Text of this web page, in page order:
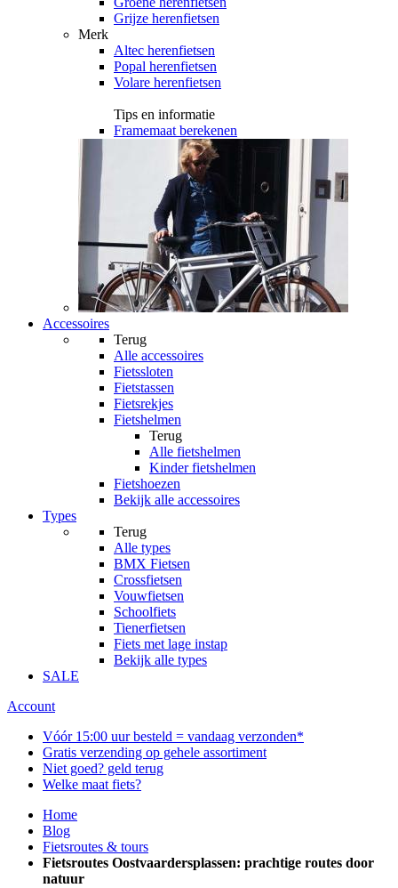
Grijze herenfietsen
Merk
Altec herenfietsen
Popal herenfietsen
Volare herenfietsen
Tips en informatie
Framemaat berekenen
Accessoires
Terug
Alle accessoires
Fietssloten
Fietstassen
Fietsrekjes
Fietshelmen
Terug
Alle fietshelmen
Kinder fietshelmen
Fietshoezen
Bekijk alle accessoires
Types
Terug
Alle types
BMX Fietsen
Crossfietsen
Vouwfietsen
Schoolfiets
Tienerfietsen
Fiets met lage instap
Bekijk alle types
SALE
Account
Vóór 15:00 uur besteld = vandaag verzonden*
Gratis verzending op gehele assortiment
Niet goed? geld terug
Welke maat fiets?
Home
Blog
Fietsroutes & tours
Fietsroutes Oostvaardersplassen: prachtige routes door
natuur